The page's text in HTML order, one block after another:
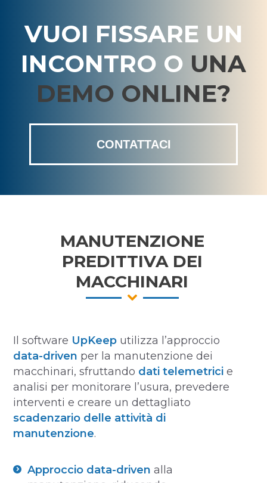
VUOI FISSARE UN
INCONTRO O UNA
DEMO ONLINE?
CONTATTACI
MANUTENZIONE
PREDITTIVA DEI
MACCHINARI
Il software UpKeep utilizza l’approccio
data-driven per la manutenzione dei
macchinari, sfruttando dati telemetrici e
analisi per monitorare l’usura, prevedere
interventi e creare un dettagliato
scadenzario delle attività di
manutenzione.
Approccio data-driven alla